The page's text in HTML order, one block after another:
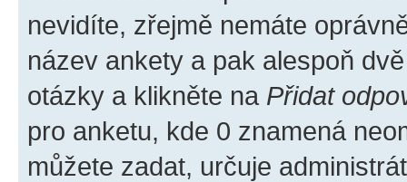
nevidíte, zřejmě nemáte
název ankety a pak alespoň
otázky a klikněte na Přidat
pro anketu, kde 0 znamená
můžete zadat, určuje